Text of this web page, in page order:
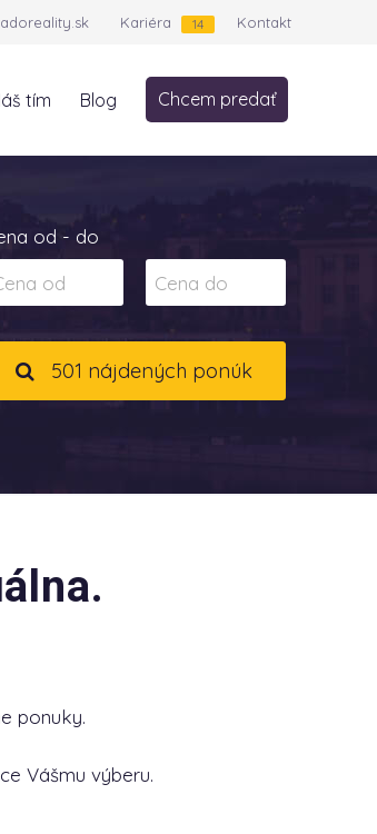
Kariéra 14 Kontakt
tím Blog Chcem predať
od - do
501 nájdených ponúk
ponuky.
Vášmu výberu.